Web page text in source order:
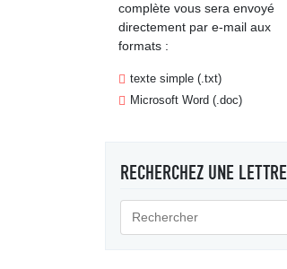
complète vous sera envoyé
directement par e-mail aux
formats :
texte simple (.txt)
Microsoft Word (.doc)
RECHERCHEZ UNE LETTRE